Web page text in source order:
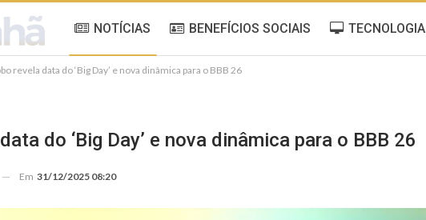
NOTÍCIAS BENEFÍCIOS SOCIAIS TECNOLOGIA
revela data do ‘Big Day’ e nova dinâmica para o BBB 26
do ‘Big Day’ e nova dinâmica para o BBB 26
Em 31/12/2025 08:20